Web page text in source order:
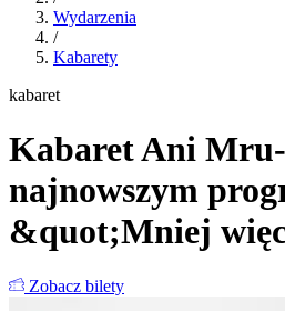
Wydarzenia
/
Kabarety
kabaret
Kabaret Ani
najnowszym
&quot;Mniej
Zobacz bilety